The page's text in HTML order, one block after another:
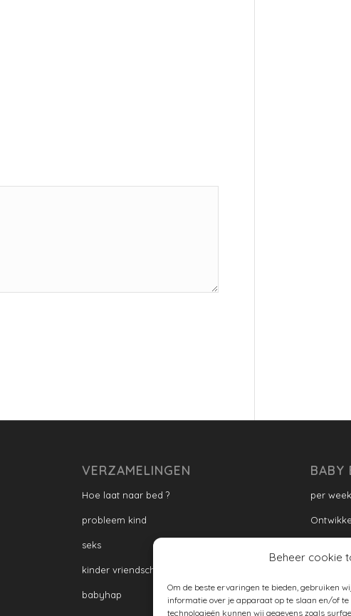
Beheer cookie
Om de beste ervaringen te bieden, gebruiken
informatie over je apparaat op te slaan en/of
technologieën kunnen wij gegevens zoals
VERZAMELINGEN
Hoe laat naar bed ?
probleem kind
seks
kinder vriendschap
babyhap
BABY
per week